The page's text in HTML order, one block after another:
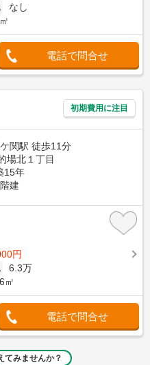
なし
電話で問合せ
初期費用に注目
関駅 徒歩11分
場北１丁目
15年
建
円
6.3万
㎡
電話で問合せ
てみませんか？